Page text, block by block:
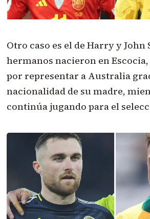
Otro caso es el de Harry y John
hermanos nacieron en
por representar a Australia
nacionalidad de su madre,
continúa jugando para el